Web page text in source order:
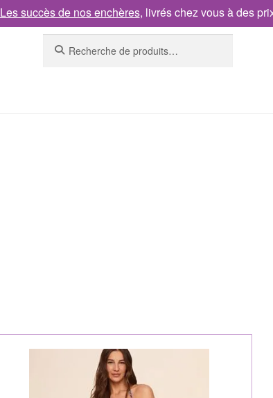
Les succès de nos enchères, livrés chez vous à des